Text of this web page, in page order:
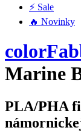
⚡ Sale
🔥 Novinky
Marine
PLA/PHA